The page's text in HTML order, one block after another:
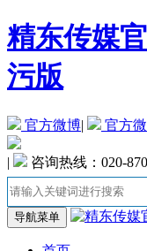
精东传媒
污版
官方微博| 官方
| 咨询热线：020-
导航菜单